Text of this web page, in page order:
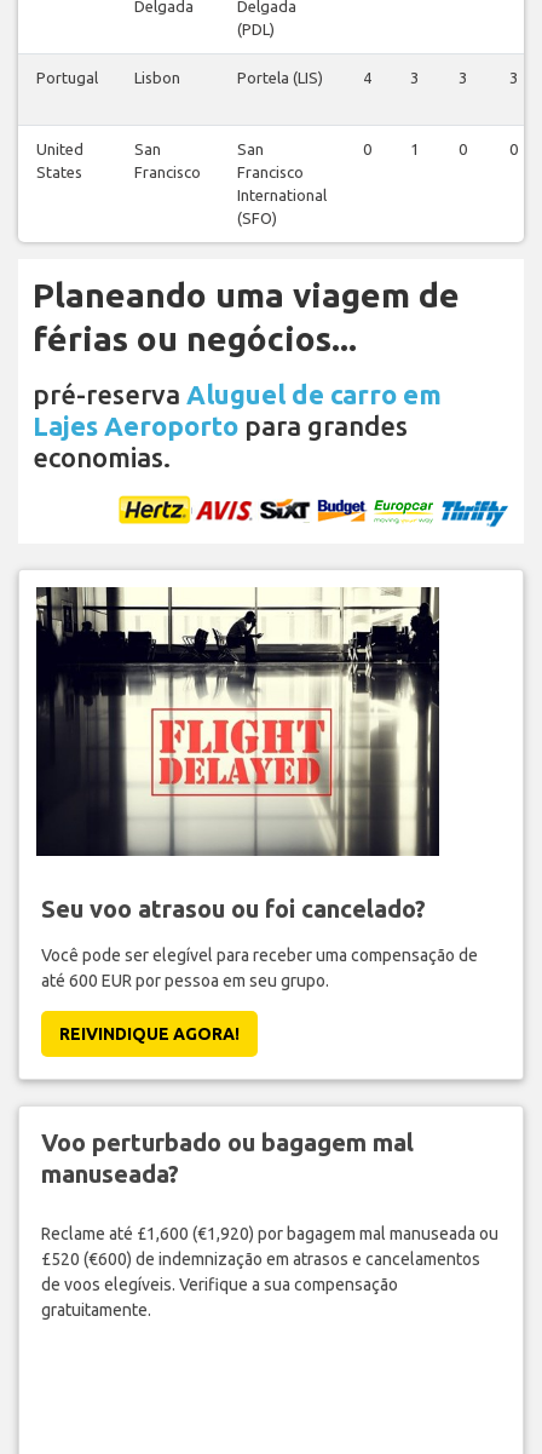
Delgada
Delgada
(PDL)
Portugal Lisbon Portela (LIS) 4 3 3 3
United
States
San
Francisco
San
Francisco
International
(SFO)
0 1 0 0
Planeando uma viagem de
férias ou negócios...
pré-reserva Aluguel de carro em
Lajes Aeroporto para grandes
economias.
Seu voo atrasou ou foi cancelado?
Você pode ser elegível para receber uma compensação de
até 600 EUR por pessoa em seu grupo.
REIVINDIQUE AGORA!
Voo perturbado ou bagagem mal
manuseada?
Reclame até £1,600 (€1,920) por bagagem mal manuseada ou
£520 (€600) de indemnização em atrasos e cancelamentos
de voos elegíveis. Verifique a sua compensação
gratuitamente.